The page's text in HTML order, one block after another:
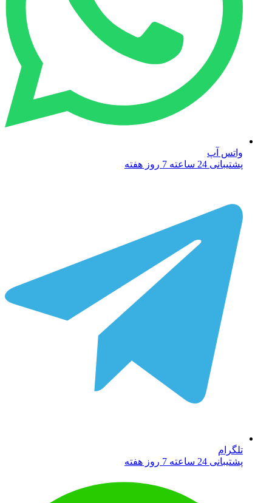
واتس آپ
پشتیبانی 24 ساعته 7 روز هفته
تلگرام
پشتیبانی 24 ساعته 7 روز هفته